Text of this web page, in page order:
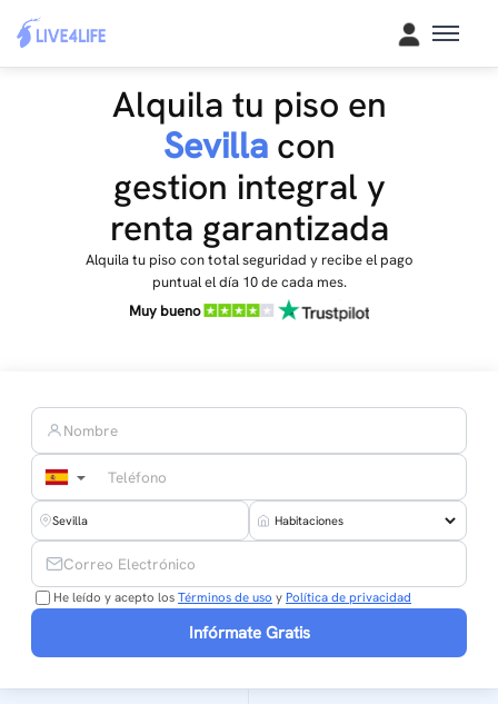
Alquila tu piso en
Sevillacon
gestion integral y
renta garantizada
Alquila tu piso con total seguridad y recibe el pago
puntual el día 10 de cada mes.
Muy bueno
▼
He leído y acepto los Términos de uso y Política de privacidad
Infórmate Gratis